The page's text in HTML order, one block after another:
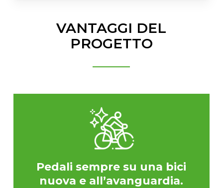
VANTAGGI DEL
PROGETTO
Pedali sempre su una bici
nuova e all’avanguardia.